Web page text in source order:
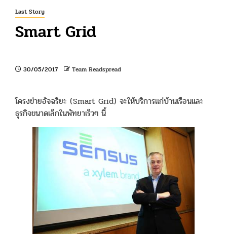
Last Story
Smart Grid
30/05/2017 Team Readspread
โครงข่ายอัจฉริยะ (Smart Grid) จะให้บริการแก่บ้านเรือนและ
ธุรกิจขนาดเล็กในพัทยาเร็วๆ นี้